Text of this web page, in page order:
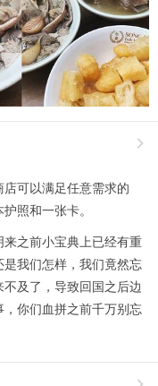

可以满足任意需求的
照和一张卡。
之前小宝典上已经有重
我们怎样，我们竟然忘
及了，导致回国之后边
你们血拼之前千万别忘